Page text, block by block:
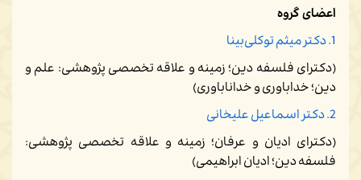
اعضای گروه
1. دکتر میثم توکلی‌بینا
(دکترای فلسفه دین؛ زمینه و علاقه تخصصی پژوهشی: علم و
دین؛ خداباوری و خداناباوری)
2. دکتر اسماعیل علیخانی
(دکترای ادیان و عرفان؛ زمینه و علاقه تخصصی پژوهشی:
فلسفه دین؛ ادیان ابراهیمی)